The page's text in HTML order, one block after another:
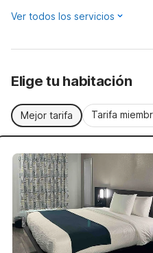
Ver todos los servicios
Elige tu habitación
Mejor tarifa Tarifa